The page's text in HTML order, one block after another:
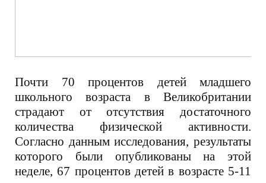
Почти 70 процентов детей младшего
школьного возраста в Великобритании
страдают от отсутствия достаточного
количества физической активности.
Согласно данным исследования, результаты
которого были опубликованы на этой
неделе, 67 процентов детей в возрасте 5-11